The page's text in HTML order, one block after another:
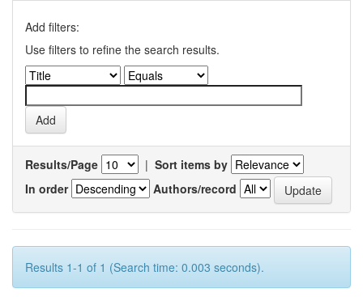
Add filters:
Use filters to refine the search results.
Results/Page | Sort items by
In order
Authors/record
Results 1-1 of 1 (Search time: 0.003 seconds).